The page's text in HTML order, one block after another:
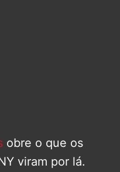
obre o que os
viram por lá.